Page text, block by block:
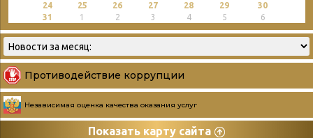
24 25 26 27 28 29
30
31
1 2 3 4 5 6
Противодействие коррупции
Независимая оценка качества оказания услуг
Показать карту сайта